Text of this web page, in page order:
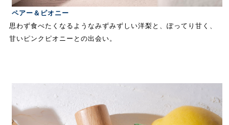
ペアー＆ピオニー
思わず食べたくなるようなみずみずしい洋梨と、ぽってり甘く、
甘いピンクピオニーとの出会い。